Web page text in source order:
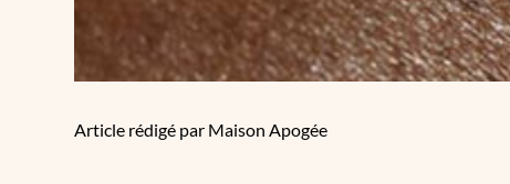
Article rédigé par Maison Apogée